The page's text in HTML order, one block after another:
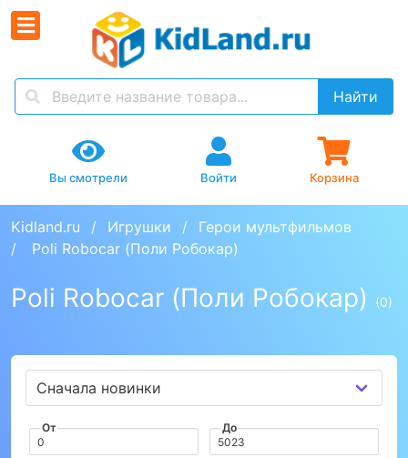
Найти
Вы смотрели Войти Корзина
Kidland.ru Игрушки
Герои мультфильмов
Poli Robocar (Поли Робокар)
Poli Robocar (Поли Робокар) (0)
От До